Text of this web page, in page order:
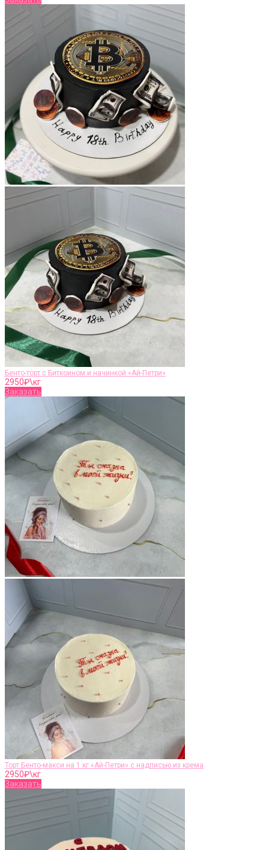
Бенто-торт c Биткоином и начинкой «Ай-Петри»
2950₽\кг
Заказать
Торт Бенто-макси на 1 кг «Ай-Петри» с надписью из крема
2950₽\кг
Заказать